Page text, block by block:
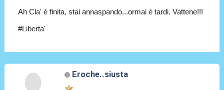
Ah Cla' è finita, stai annaspando...ormai è tardi. Vattene!!!
#Liberta'
Eroche..siusta